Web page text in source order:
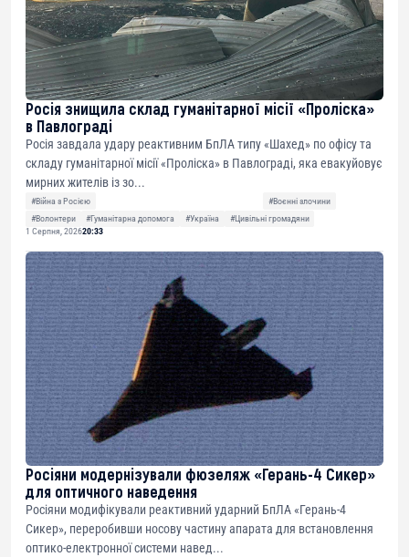
Росія знищила склад гуманітарної місії «Проліска»
в Павлограді
Росія завдала удару реактивним БпЛА типу «Шахед» по офісу та
складу гуманітарної місії «Проліска» в Павлограді, яка евакуйовує
мирних жителів із зо...
#Війна з Росією
#Воєнні злочини
#Волонтери
#Гуманітарна допомога #Україна
#Цивільні громадяни
1 Серпня, 202620:33
Росіяни модернізували фюзеляж «Герань-4 Сикер»
для оптичного наведення
Росіяни модифікували реактивний ударний БпЛА «Герань-4
Сикер», переробивши носову частину апарата для встановлення
оптико-електронної системи навед...